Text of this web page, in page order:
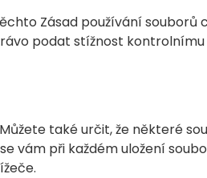
Zásad používání souborů
podat stížnost
také určit, že některé
vám při každém uložení